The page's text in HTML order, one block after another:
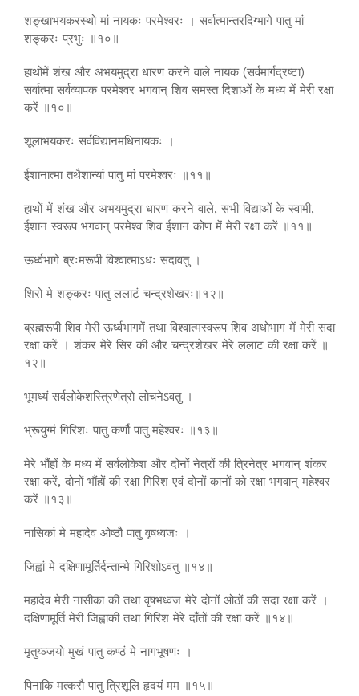
शङ्खाभयकरस्थो मां नायकः परमेश्वरः । सर्वात्मान्तरदिग्भागे पातु मां
शङ्करः प्रभुः ॥१०॥
हाथोंमें शंख और अभयमुद्रा धारण करने वाले नायक (सर्वमार्गद्रष्टा)
सर्वात्मा सर्वव्यापक परमेश्वर भगवान् शिव समस्त दिशाओं के मध्य में मेरी रक्षा
करें ॥१०॥
शूलाभयकरः सर्वविद्यानमधिनायकः ।
ईशानात्मा तथैशान्यां पातु मां परमेश्वरः ॥११॥
हाथों में शंख और अभयमुद्रा धारण करने वाले, सभी विद्याओं के स्वामी,
ईशान स्वरूप भगवान् परमेश्व शिव ईशान कोण में मेरी रक्षा करें ॥११॥
ऊर्ध्वभागे ब्रःमरूपी विश्वात्माऽधः सदावतु ।
शिरो मे शङ्करः पातु ललाटं चन्द्रशेखरः॥१२॥
ब्रह्मरूपी शिव मेरी ऊर्ध्वभागमें तथा विश्वात्मस्वरूप शिव अधोभाग में मेरी सदा
रक्षा करें । शंकर मेरे सिर की और चन्द्रशेखर मेरे ललाट की रक्षा करें ॥
१२॥
भूमध्यं सर्वलोकेशस्त्रिणेत्रो लोचनेऽवतु ।
भ्रूयुग्मं गिरिशः पातु कर्णौ पातु महेश्वरः ॥१३॥
मेरे भौंहों के मध्य में सर्वलोकेश और दोनों नेत्रों की त्रिनेत्र भगवान् शंकर
रक्षा करें, दोनों भौंहों की रक्षा गिरिश एवं दोनों कानों को रक्षा भगवान् महेश्वर
करें ॥१३॥
नासिकां मे महादेव ओष्ठौ पातु वृषध्वजः ।
जिह्वां मे दक्षिणामूर्तिर्दन्तान्मे गिरिशोऽवतु ॥१४॥
महादेव मेरी नासीका की तथा वृषभध्वज मेरे दोनों ओठों की सदा रक्षा करें ।
दक्षिणामूर्ति मेरी जिह्वाकी तथा गिरिश मेरे दाँतों की रक्षा करें ॥१४॥
मृतुय्ञ्जयो मुखं पातु कण्ठं मे नागभूषणः ।
पिनाकि मत्करौ पातु त्रिशूलि हृदयं मम ॥१५॥